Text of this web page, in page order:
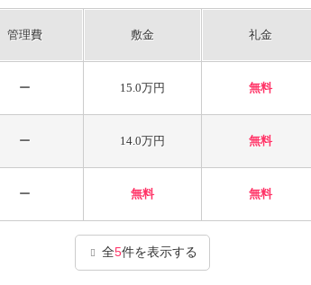
管理費 敷金 礼金
ー 15.0万円 無料
ー 14.0万円 無料
ー 無料 無料
全5件を表示する